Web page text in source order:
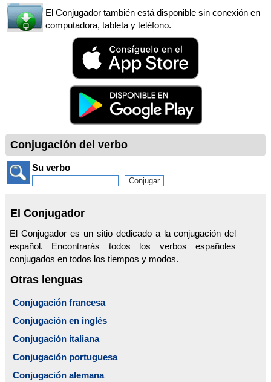
El Conjugador también está disponible sin conexión en
computadora, tableta y teléfono.
Conjugación del verbo
Su verbo
El Conjugador
El Conjugador es un sitio dedicado a la conjugación del
español. Encontrarás todos los verbos españoles
conjugados en todos los tiempos y modos.
Otras lenguas
Conjugación francesa
Conjugación en inglés
Conjugación italiana
Conjugación portuguesa
Conjugación alemana